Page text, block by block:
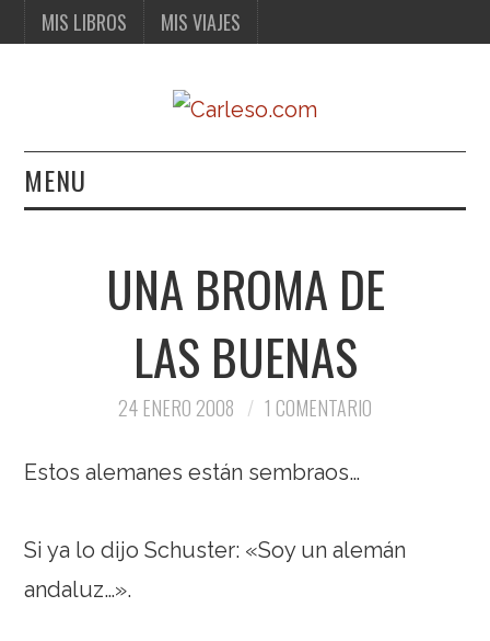
MIS LIBROS MIS VIAJES
MENU
MIS VIAJES
UNA BROMA DE
LAS BUENAS
24 ENERO 2008 1 COMENTARIO
Estos alemanes están sembraos…
Si ya lo dijo Schuster: «Soy un alemán
andaluz…».